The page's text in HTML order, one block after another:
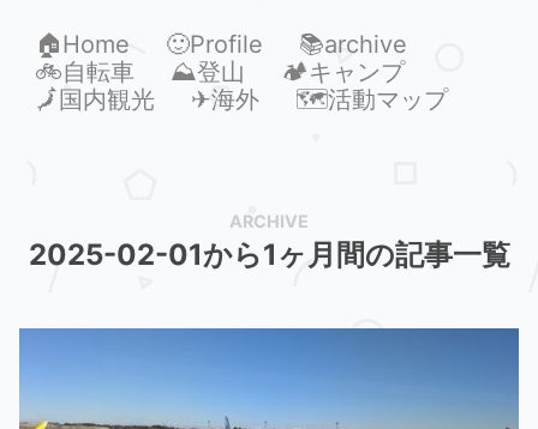
🏠Home 🙂Profile
📚archive
🚲自転車
⛰登山
🏕キャンプ
🗾国内観光
✈海外 🗺活動マップ
2025-02-01から1ヶ月間の記事一覧